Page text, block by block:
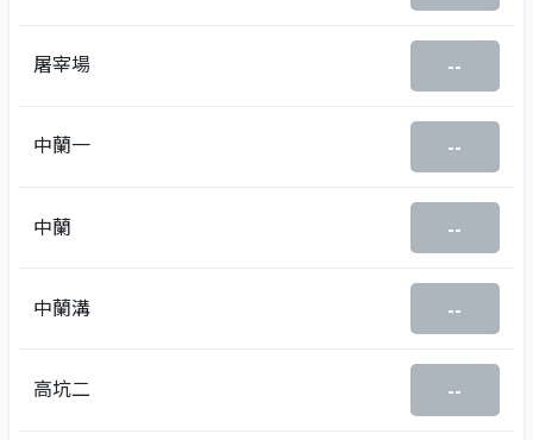
屠宰場 --
中蘭一 --
中蘭 --
中蘭溝 --
高坑二 --